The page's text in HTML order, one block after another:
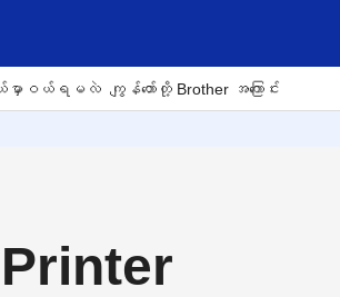
မှာဝယ်ရမလဲ ကျွန်တော်တို့ Brother အကြောင်း